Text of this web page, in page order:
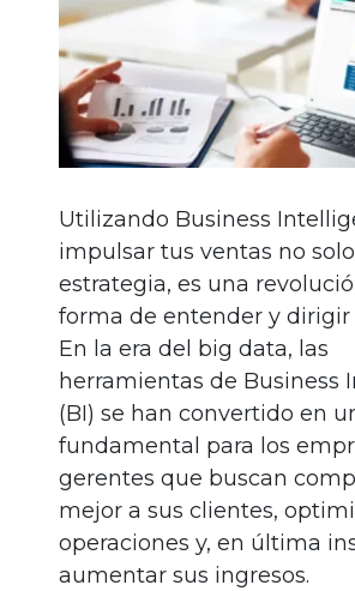
Utilizando Business
impulsar tus ventas no
estrategia, es una
forma de entender y dirigir
En la era del big data, las
herramientas de Business
(BI) se han convertido en
fundamental para los
gerentes que buscan
mejor a sus clientes,
operaciones y, en última
aumentar sus ingresos.